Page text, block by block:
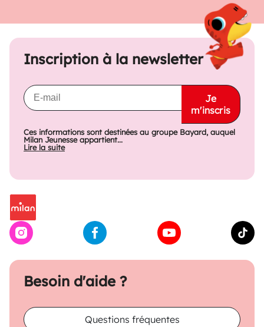
Besoin d'aide ?
Questions fréquentes
Inscription à la newsletter
Je
m'inscris
Ces informations sont destinées au groupe Bayard, auquel
Milan Jeunesse appartient...
Lire la suite